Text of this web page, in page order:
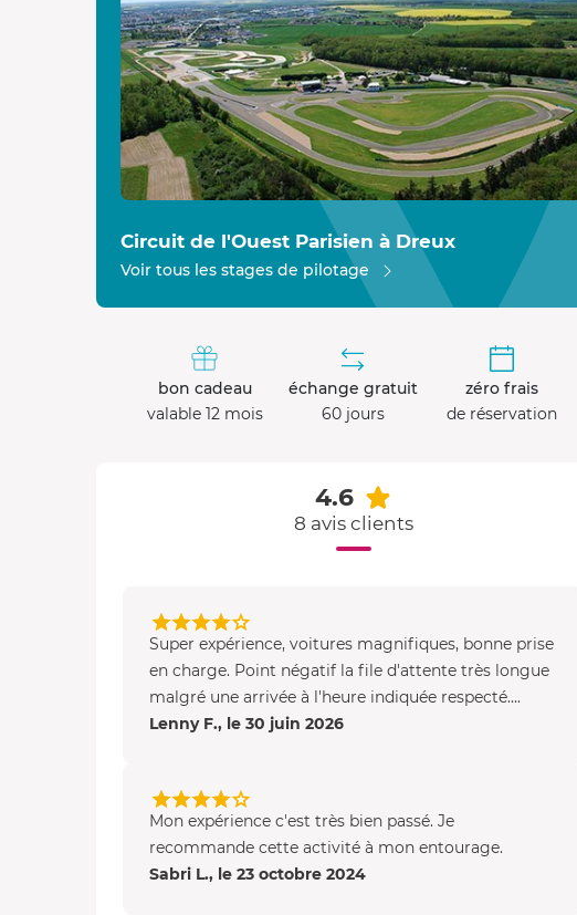
Circuit de l'Ouest Parisien à Dreux
Voir tous les stages de pilotage
bon cadeau
valable 12 mois
échange gratuit
60 jours
zéro frais
de réservation
4.6
8 avis clients
Super expérience, voitures magnifiques, bonne prise
en charge. Point négatif la file d'attente très longue
malgré une arrivée à l'heure indiquée respecté....
Lenny F., le 30 juin 2026
Mon expérience c'est très bien passé. Je
recommande cette activité à mon entourage.
Sabri L., le 23 octobre 2024